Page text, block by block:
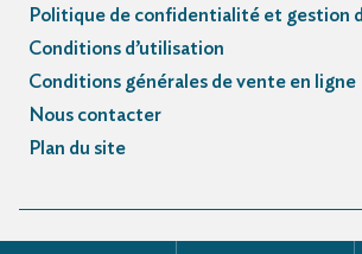
Politique de confidentialité et gestion
Conditions d’utilisation
Conditions générales de vente en ligne
Nous contacter
Plan du site